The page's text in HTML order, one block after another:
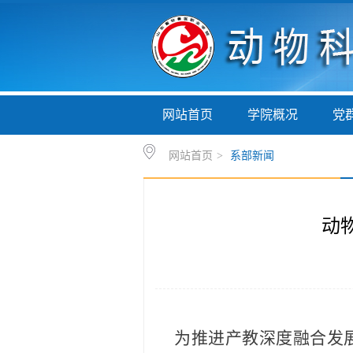
网站首页 学院概况 党
网站首页 > 系部新闻
动
为推进产教深度融合发